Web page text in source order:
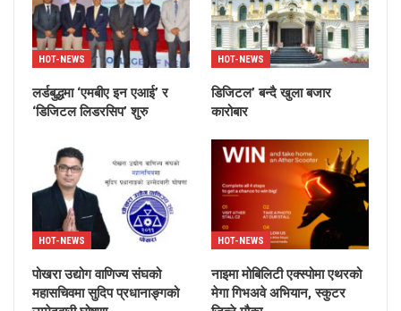
HOT-NEWS
लर्डबुद्धमा ‘एमबीए इन एआई’ र
‘डिजिटल लिडरसिप’ शुरु
HOT-NEWS
डिजिटल’ बन्दै खुला बजार
कारोबार
HOT-NEWS
पोखरा उद्योग वाणिज्य संघको
महासचिवमा सुदिप प्रधानाङ्गको
HOT-NEWS
नाइमा मोबिलिटी एक्स्पोमा एथरको
मेगा गिभअवे अभियान, स्कुटर